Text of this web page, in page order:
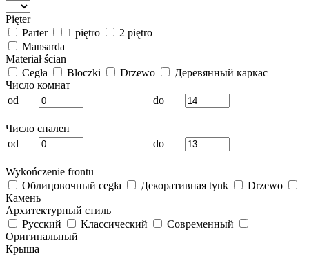
Pięter
Parter
1 piętro
2 piętro
Mansarda
Materiał ścian
Cegła
Bloczki Drzewo
Деревянный каркас
Число комнат
od
do
Число спален
od
do
Wykończenie frontu
Облицовочный cegła
Декоративная tynk
Drzewo
Камень
Архитектурный стиль
Русский
Классический
Современный
Оригинальный
Крыша